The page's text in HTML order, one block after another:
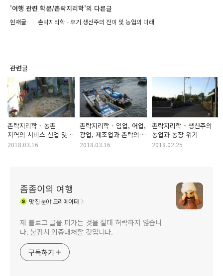
'여행 관련 학문/촌락지리학'의 다른글
현재글 촌락지리학 - 후기 생산주의 전이 및 농업의 미래
관련글
촌락지리학 - 농촌
지역의 서비스 산업 및
재택 근무
2018.03.16
촌락지리학 - 임업, 어업,
광업, 제조업과 촌락의
관계
2018.03.16
촌락지리학 - 생산주의
농업과 농장 위기
2018.02.25
좀좀이의 여행
맛집분야 크리에이터
제 블로그 글을 퍼가는 것을 절대 허락하지 않습니
다. 불펌시 엄중대처할 것입니다.
구독하기